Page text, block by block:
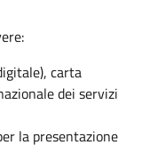
carta
dei servizi
la presentazione